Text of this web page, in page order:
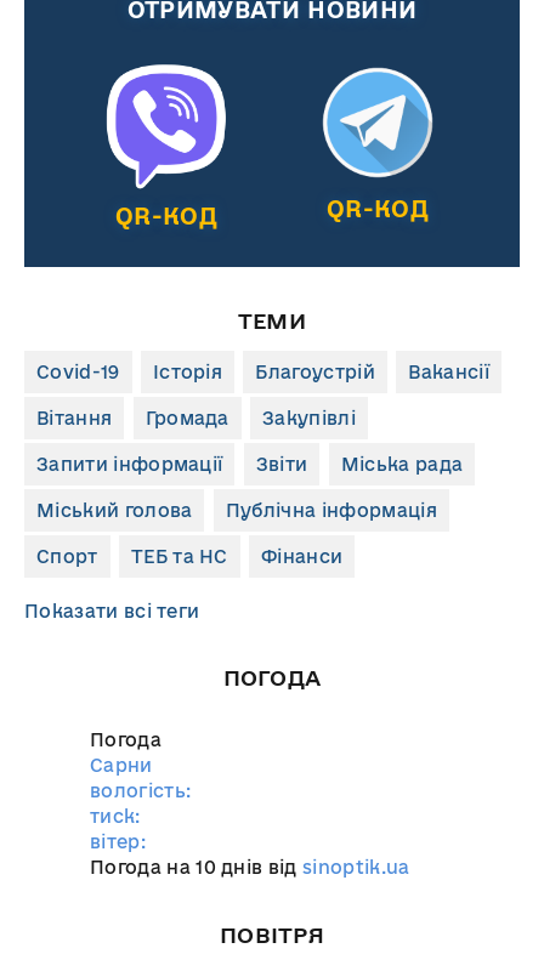
ОТРИМУВАТИ НОВИНИ
QR-КОД QR-КОД
ТЕМИ
Covid-19 Історія Благоустрій Вакансії
Вітання Громада Закупівлі
Запити інформації Звіти Міська рада
Міський голова Публічна інформація
Спорт ТЕБ та НС Фінанси
Показати всі теги
ПОГОДА
Погода
Сарни
вологість:
тиск:
вітер:
Погода на 10 днів відsinoptik.ua
ПОВІТРЯ